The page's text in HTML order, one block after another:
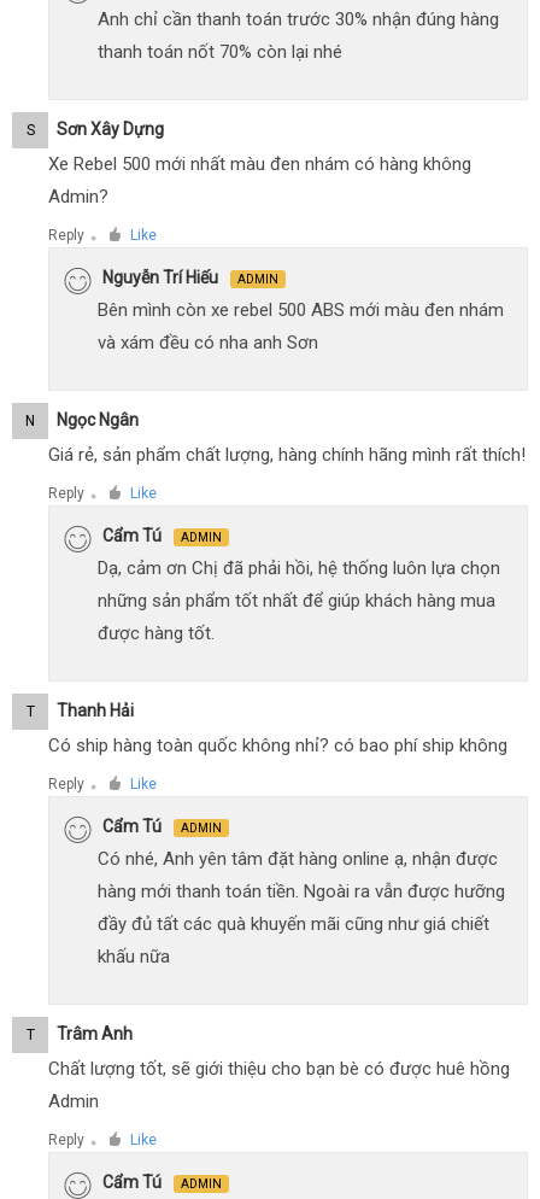
Anh chỉ cần thanh toán trước 30% nhận đúng hàng
thanh toán nốt 70% còn lại nhé
S Sơn Xây Dựng
Xe Rebel 500 mới nhất màu đen nhám có hàng không
Admin?
Reply ● Like
Nguyễn Trí Hiếu ADMIN
Bên mình còn xe rebel 500 ABS mới màu đen nhám
và xám đều có nha anh Sơn
N Ngọc Ngân
Giá rẻ, sản phẩm chất lượng, hàng chính hãng mình rất thích!
Reply ● Like
Cẩm Tú ADMIN
Dạ, cảm ơn Chị đã phải hồi, hệ thống luôn lựa chọn
những sản phẩm tốt nhất để giúp khách hàng mua
được hàng tốt.
T Thanh Hải
Có ship hàng toàn quốc không nhỉ? có bao phí ship không
Reply ● Like
Cẩm Tú ADMIN
Có nhé, Anh yên tâm đặt hàng online ạ, nhận được
hàng mới thanh toán tiền. Ngoài ra vẫn được hưỡng
đầy đủ tất các quà khuyến mãi cũng như giá chiết
khấu nữa
T Trâm Anh
Chất lượng tốt, sẽ giới thiệu cho bạn bè có được huê hồng
Admin
Reply ● Like
Cẩm Tú ADMIN